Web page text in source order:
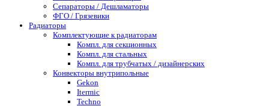
Сепараторы / Дешламаторы
ФГО / Грязевики
Радиаторы
Комплектующие к радиаторам
Компл. для секционных
Компл. для стальных
Компл. для трубчатых / дизайнерских
Конвекторы внутрипольные
Gekon
Itermic
Techno